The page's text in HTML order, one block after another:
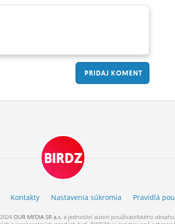
PRIDAJ KOMENT
BIRDZ
Kontakty Nastavenia súkromia Pravidlá
OUR MEDIA SR a.s. a jednotliví autori používateľského obsahu.